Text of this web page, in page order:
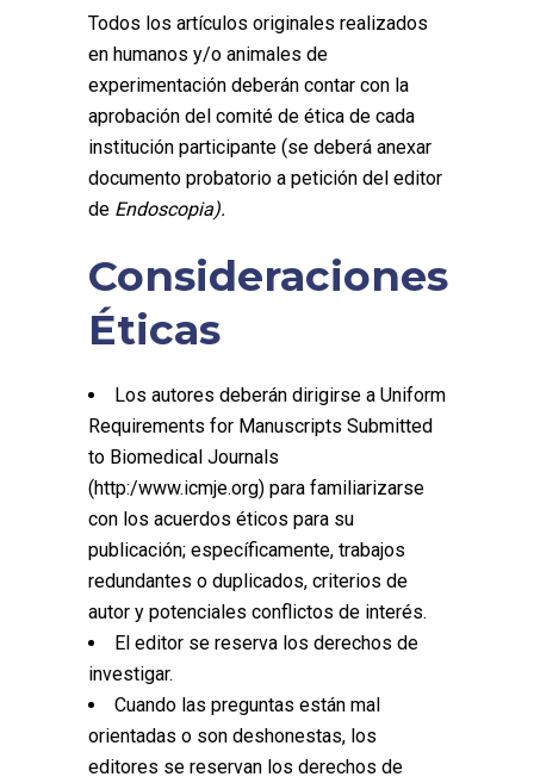
Todos los artículos originales realizados
en humanos y/o animales de
experimentación deberán contar con la
aprobación del comité de ética de cada
institución participante (se deberá anexar
documento probatorio a petición del editor
de Endoscopia).
Consideraciones
Éticas
Los autores deberán dirigirse a Uniform
Requirements for Manuscripts Submitted
to Biomedical Journals
(http:/www.icmje.org) para familiarizarse
con los acuerdos éticos para su
publicación; específicamente, trabajos
redundantes o duplicados, criterios de
autor y potenciales conflictos de interés.
El editor se reserva los derechos de
investigar.
Cuando las preguntas están mal
orientadas o son deshonestas, los
editores se reservan los derechos de